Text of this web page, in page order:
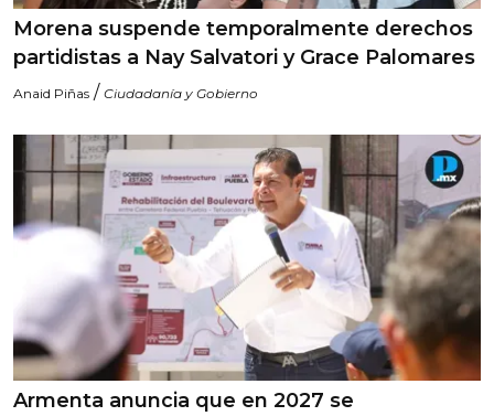
Morena suspende temporalmente derechos
partidistas a Nay Salvatori y Grace Palomares
Anaid Piñas / Ciudadanía y Gobierno
Armenta anuncia que en 2027 se